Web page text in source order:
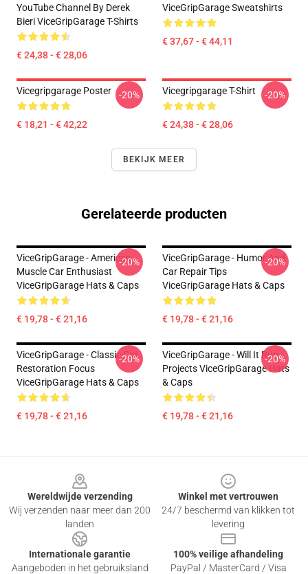
YouTube Channel By Derek
Bieri ViceGripGarage T-Shirts
€ 24,38 - € 28,06
ViceGripGarage Sweatshirts
€ 37,67 - € 44,11
Vicegripgarage Poster
€ 18,21 - € 42,22
-20% Vicegripgarage T-Shirt
€ 24,38 - € 28,06
-20%
BEKIJK MEER
Gerelateerde producten
ViceGripGarage - American
Muscle Car Enthusiast
ViceGripGarage Hats & Caps
€ 19,78 - € 21,16
-20%
ViceGripGarage - Humor And
Car Repair Tips
ViceGripGarage Hats & Caps
€ 19,78 - € 21,16
-20%
ViceGripGarage - Classic Car
Restoration Focus
ViceGripGarage Hats & Caps
€ 19,78 - € 21,16
-20%
ViceGripGarage - Will It Run
Projects ViceGripGarage Hats
& Caps
€ 19,78 - € 21,16
-20%
Wereldwijde verzending
Wij verzenden naar meer dan 200
landen
Winkel met vertrouwen
24/7 beschermd van klikken tot
levering
Internationale garantie
Aangeboden in het gebruiksland
100% veilige afhandeling
PayPal / MasterCard / Visa